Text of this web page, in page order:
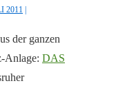
2011
der ganzen
Anlage: DAS